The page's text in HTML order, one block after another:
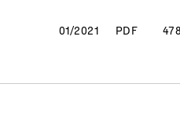
01/2021 PDF